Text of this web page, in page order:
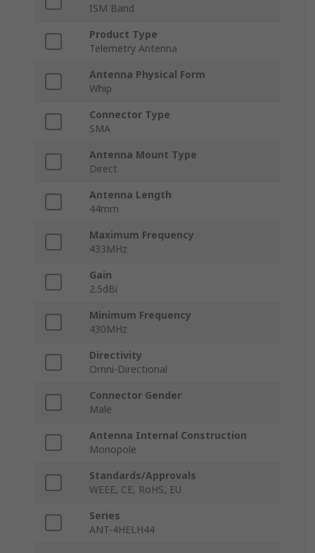
ISM Band
Product Type
Telemetry Antenna
Antenna Physical Form
Whip
Connector Type
SMA
Antenna Mount Type
Direct
Antenna Length
44mm
Maximum Frequency
433MHz
Gain
2.5dBi
Minimum Frequency
430MHz
Directivity
Omni-Directional
Connector Gender
Male
Antenna Internal Construction
Monopole
Standards/Approvals
WEEE, CE, RoHS, EU
Series
ANT-4HELH44